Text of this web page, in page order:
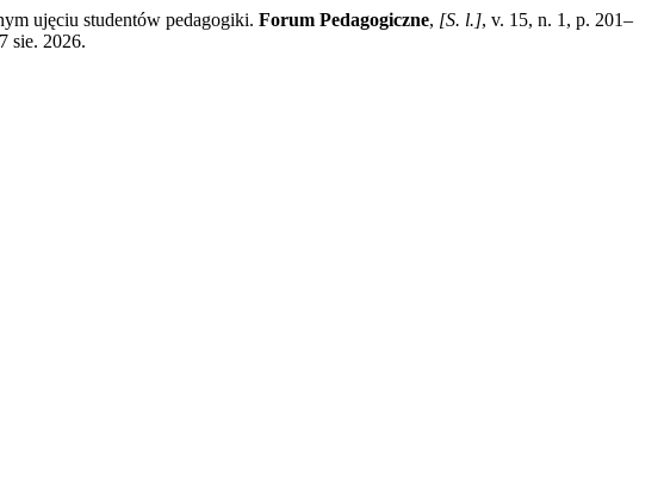
ujęciu studentów pedagogiki. Forum Pedagogiczne, [S. l.], v. 15, n. 1, p. 201–
sie. 2026.